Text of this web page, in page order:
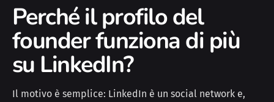
Perché il profilo del
founder funziona di più
su LinkedIn?
Il motivo è semplice: LinkedIn è un social network e,